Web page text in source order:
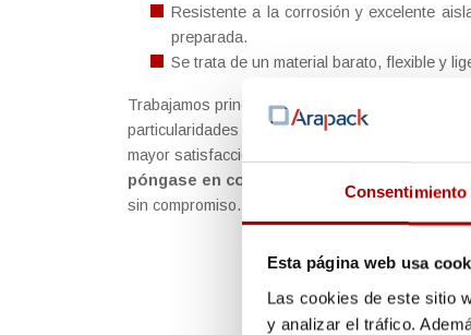
Consentimiento
Esta página web usa
Las cookies de este sitio
y analizar el tráfico.
Resistente a la corrosión y excelente
preparada.
Se trata de un material barato, flexible y
Trabajamos principalmente con PVC, PET y PS
particularidades de su proyecto, siempre con el
mayor satisfacción. Si tiene algún tipo de
póngase en contacto con nosotros en el
sin compromiso.